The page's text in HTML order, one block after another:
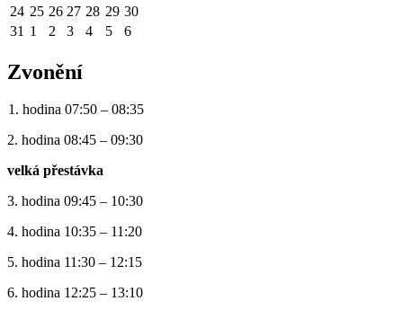
24 25 26 27 28 29 30
31 1 2 3 4 5 6
Zvonění
1. hodina 07:50 – 08:35
2. hodina 08:45 – 09:30
velká přestávka
3. hodina 09:45 – 10:30
4. hodina 10:35 – 11:20
5. hodina 11:30 – 12:15
6. hodina 12:25 – 13:10